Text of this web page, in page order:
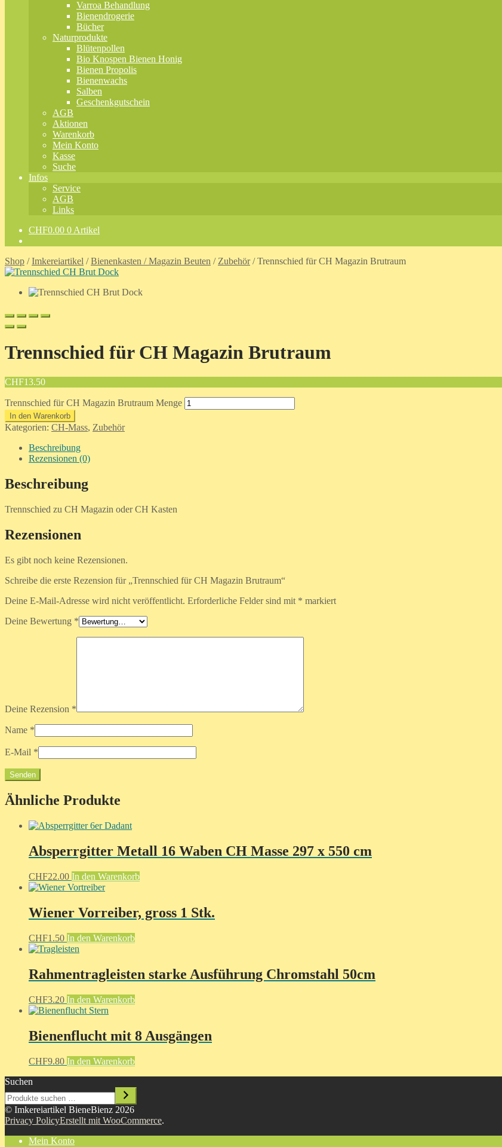
Varroa Behandlung
Bienendrogerie
Bücher
Naturprodukte
Blütenpollen
Bio Knospen Bienen Honig
Bienen Propolis
Bienenwachs
Salben
Geschenkgutschein
AGB
Aktionen
Warenkorb
Mein Konto
Kasse
Suche
Infos
Service
AGB
Links
CHF0.00 0 Artikel
Shop /Imkereiartikel /Bienenkasten / Magazin Beuten / Zubehör/Trennschied für CH Magazin Brutraum
Trennschied für CH Magazin Brutraum
CHF13.50
Trennschied für CH Magazin Brutraum Menge
In den Warenkorb
Kategorien: CH-Mass, Zubehör
Beschreibung
Rezensionen (0)
Beschreibung
Trennschied zu CH Magazin oder CH Kasten
Rezensionen
Es gibt noch keine Rezensionen.
Schreibe die erste Rezension für „Trennschied für CH Magazin Brutraum“
Deine E-Mail-Adresse wird nicht veröffentlicht. Erforderliche Felder sind mit * markiert
Deine Bewertung *
Deine Rezension *
Name *
E-Mail *
Ähnliche Produkte
Absperrgitter Metall 16 Waben CH Masse 297 x 550 cm
CHF22.00 In den Warenkorb
Wiener Vorreiber, gross 1 Stk.
CHF1.50 In den Warenkorb
Rahmentragleisten starke Ausführung Chromstahl 50cm
CHF3.20 In den Warenkorb
Bienenflucht mit 8 Ausgängen
CHF9.80 In den Warenkorb
Suchen
© Imkereiartikel BieneBienz 2026
Privacy PolicyErstellt mit WooCommerce.
Mein Konto